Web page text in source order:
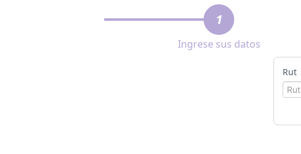
1
Ingrese sus datos
Rut